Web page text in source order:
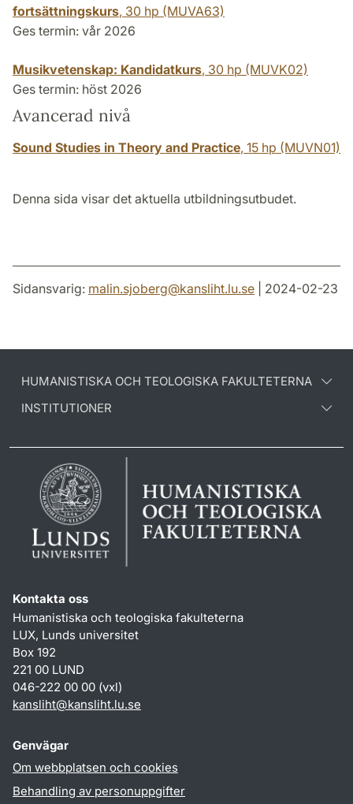
fortsättningskurs, 30 hp (MUVA63)
Ges termin: vår 2026
Musikvetenskap: Kandidatkurs, 30 hp (MUVK02)
Ges termin: höst 2026
Avancerad nivå
Sound Studies in Theory and Practice, 15 hp (MUVN01)
Denna sida visar det aktuella utbildningsutbudet.
Sidansvarig: malin.sjoberg@kansliht.lu.se | 2024-02-23
HUMANISTISKA OCH TEOLOGISKA FAKULTETERNA
INSTITUTIONER
Kontakta oss
Humanistiska och teologiska fakulteterna
LUX, Lunds universitet
Box 192
221 00 LUND
046-222 00 00 (vxl)
kansliht@kansliht.lu.se
Genvägar
Om webbplatsen och cookies
Behandling av personuppgifter